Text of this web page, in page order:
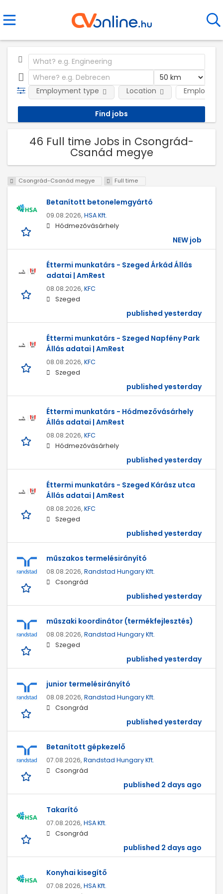
Employment type Employer
Location
46 Full time Jobs in Csongrád-
Csanád megye
Csongrád-Csanád megye Full time
Betanított betonelemgyártó
09.08.2026, HSA Kft.
Hódmezővásárhely
NEW job
Éttermi munkatárs - Szeged Árkád Állás
adatai | AmRest
08.08.2026, KFC
Szeged
published yesterday
Éttermi munkatárs - Szeged Napfény Park
Állás adatai | AmRest
08.08.2026, KFC
Szeged
published yesterday
Éttermi munkatárs - Hódmezővásárhely
Állás adatai | AmRest
08.08.2026, KFC
Hódmezővásárhely
published yesterday
Éttermi munkatárs - Szeged Kárász utca
Állás adatai | AmRest
08.08.2026, KFC
Szeged
published yesterday
műszakos termelésirányító
08.08.2026, Randstad Hungary Kft.
Csongrád
published yesterday
műszaki koordinátor (termékfejlesztés)
08.08.2026, Randstad Hungary Kft.
Szeged
published yesterday
junior termelésirányító
08.08.2026, Randstad Hungary Kft.
Csongrád
published yesterday
Betanított gépkezelő
07.08.2026, Randstad Hungary Kft.
Csongrád
published 2 days ago
Takarító
07.08.2026, HSA Kft.
Csongrád
published 2 days ago
Konyhai kisegítő
07.08.2026, HSA Kft.